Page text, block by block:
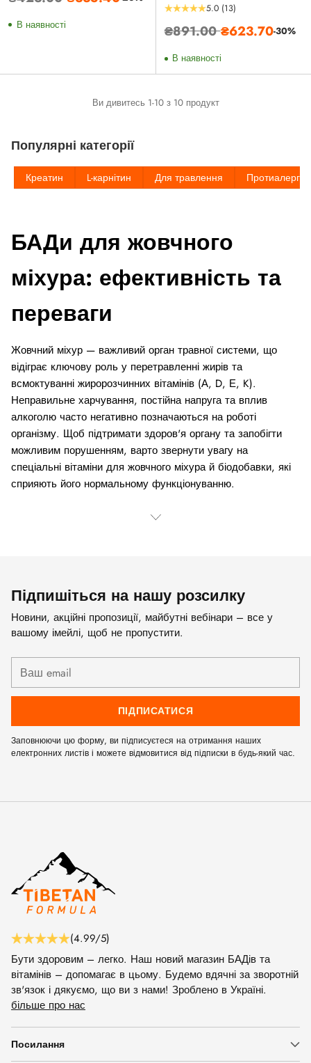
В наявності
5.0 (13)
Звичайна
₴891.00₴623.70-30%
В наявності
Ви дивитесь 1-10 з 10 продукт
Популярні категорії
Креатин L-карнітин Для травлення
БАДи для жовчного
міхура: ефективність та
переваги
Жовчний міхур — важливий орган травної системи, що
відіграє ключову роль у перетравленні жирів та
всмоктуванні жиророзчинних вітамінів (А, D, Е, K).
Неправильне харчування, постійна напруга та вплив
алкоголю часто негативно позначаються на роботі
організму. Щоб підтримати здоров'я органу та запобігти
можливим порушенням, варто звернути увагу на
спеціальні вітаміни для жовчного міхура й біодобавки, які
сприяють його нормальному функціонуванню.
Підпишіться на нашу розсилку
Новини, акційні пропозиції, майбутні вебінари – все у
вашому імейлі, щоб не пропустити.
email
ПІДПИСАТИСЯ
Заповнюючи цю форму, ви підписуєтеся на отримання наших
електронних листів і можете відмовитися від підписки в будь-який час.
(4.99/5)
Бути здоровим – легко. Наш новий магазин БАДів та
вітамінів – допомагає в цьому. Будемо вдячні за зворотній
зв'язок і дякуємо, що ви з нами! Зроблено в Україні.
більше про нас
Посилання